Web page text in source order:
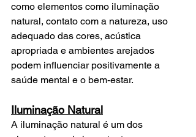
como elementos como iluminação
natural, contato com a natureza, uso
adequado das cores, acústica
apropriada e ambientes arejados
podem influenciar positivamente a
saúde mental e o bem-estar.
Iluminação Natural
A iluminação natural é um dos